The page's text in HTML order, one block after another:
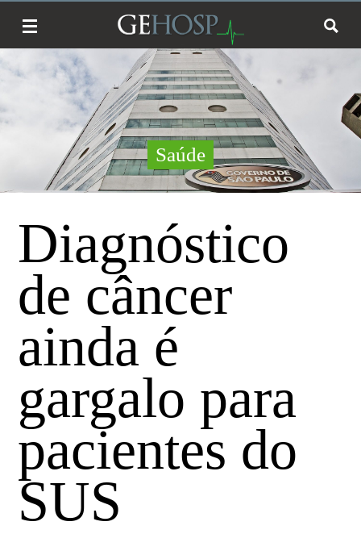
Saúde
Diagnóstico
de câncer
ainda é
gargalo para
pacientes do
SUS